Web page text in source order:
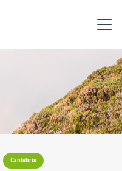
Cantabria